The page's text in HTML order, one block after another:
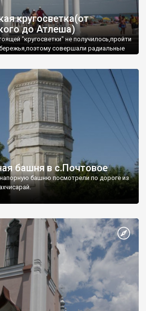
кругосветка(от
до Атлеша)
"кругосветки" не получилось,пройти
совершали радиальные
башня в с.Почтовое
башню посмотрели по дороге из